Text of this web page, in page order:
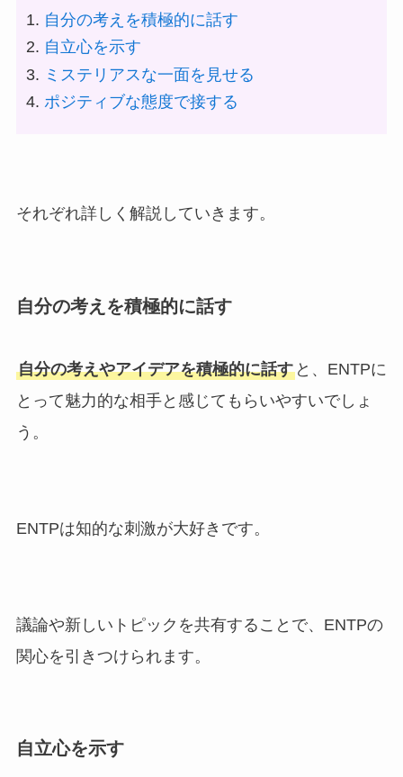
自分の考えを積極的に話す
自立心を示す
ミステリアスな一面を見せる
ポジティブな態度で接する
それぞれ詳しく解説していきます。
自分の考えを積極的に話す
自分の考えやアイデアを積極的に話すと、ENTPに
とって魅力的な相手と感じてもらいやすいでしょ
う。
ENTPは知的な刺激が大好きです。
議論や新しいトピックを共有することで、ENTPの
関心を引きつけられます。
自立心を示す